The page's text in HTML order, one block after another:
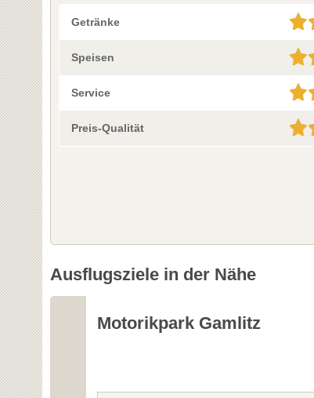
Getränke
Speisen
Service
Preis-Qualität
Ausflugsziele in der Nähe
Motorikpark Gamlitz